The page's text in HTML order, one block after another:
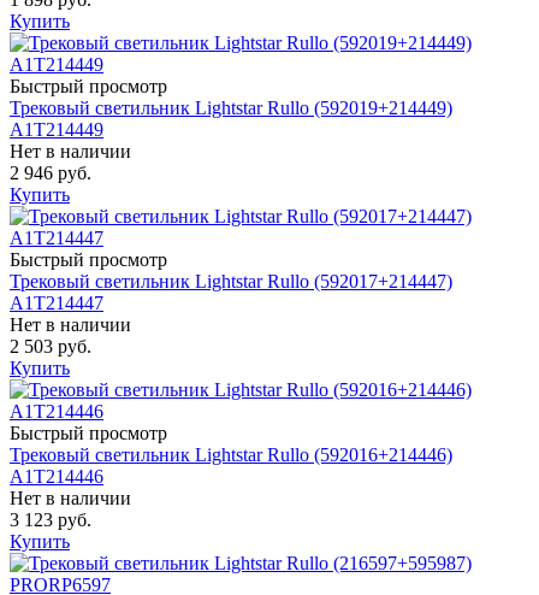
Купить
Быстрый просмотр
Трековый светильник Lightstar Rullo (592019+214449)
A1T214449
Нет в наличии
2 946 руб.
Купить
Быстрый просмотр
Трековый светильник Lightstar Rullo (592017+214447)
A1T214447
Нет в наличии
2 503 руб.
Купить
Быстрый просмотр
Трековый светильник Lightstar Rullo (592016+214446)
A1T214446
Нет в наличии
3 123 руб.
Купить